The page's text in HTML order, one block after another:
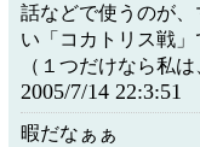
話などで使うのが
い「コカトリス戦」
（１つだけなら私
2005/7/14 22:3:51
暇だなぁぁ